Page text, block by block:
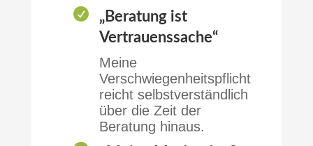

„Beratung ist
Vertrauenssache“
Meine
Verschwiegenheitspflicht
reicht selbstverständlich
über die Zeit der
Beratung hinaus.